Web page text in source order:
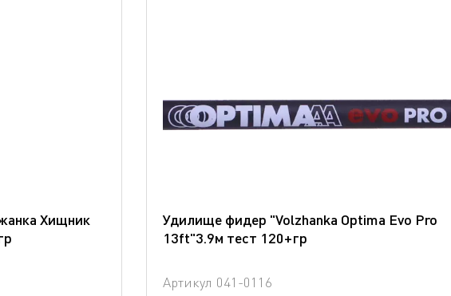
Хищник
Удилище фидер "Volzhanka Optima Evo Pro
13ft"3.9м тест 120+гр
Артикул 041-0116